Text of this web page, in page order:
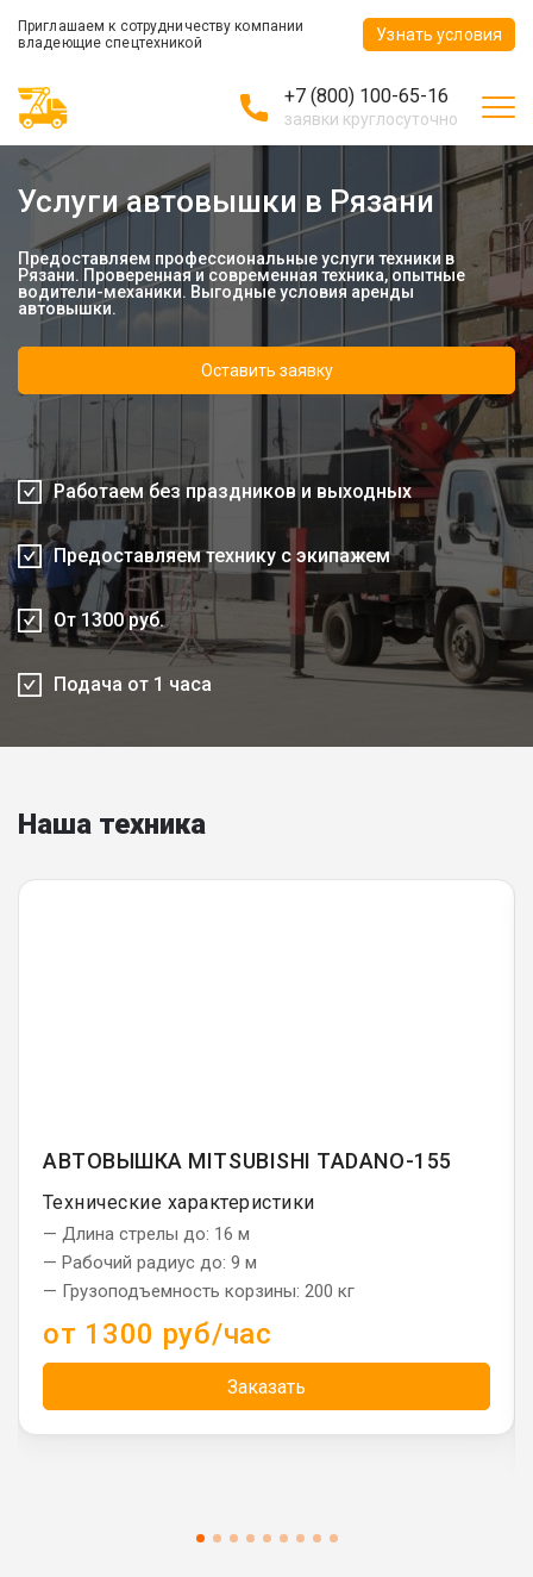
Приглашаем к сотрудничеству компании
владеющие спецтехникой
Узнать условия
+7 (800) 100-65-16
заявки круглосуточно
Услуги автовышки в Рязани
Предоставляем профессиональные услуги техники в
Рязани. Проверенная и современная техника, опытные
водители-механики. Выгодные условия аренды
автовышки.
Оставить заявку
Работаем без праздников и выходных
Предоставляем технику с экипажем
От 1300 руб.
Подача от 1 часа
Наша техника
АВТОВЫШКА MITSUBISHI TADANO-155
Технические характеристики
— Длина стрелы до: 16 м
— Рабочий радиус до: 9 м
— Грузоподъемность корзины: 200 кг
от 1300 руб/час
Заказать